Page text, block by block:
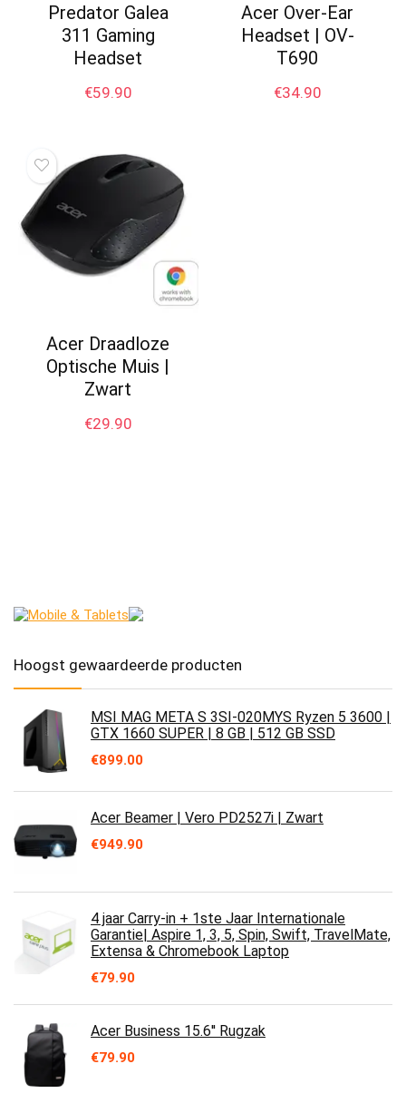
Predator Galea
311 Gaming
Headset
€59.90
Acer Over-Ear
Headset | OV-
T690
€34.90
Acer Draadloze
Optische Muis |
Zwart
€29.90
Hoogst gewaardeerde producten
MSI MAG META S 3SI-020MYS Ryzen 5 3600 |
GTX 1660 SUPER | 8 GB | 512 GB SSD
€899.00
Acer Beamer | Vero PD2527i | Zwart
€949.90
4 jaar Carry-in + 1ste Jaar Internationale
Garantie| Aspire 1, 3, 5, Spin, Swift, TravelMate,
Extensa & Chromebook Laptop
€79.90
Acer Business 15.6'' Rugzak
€79.90